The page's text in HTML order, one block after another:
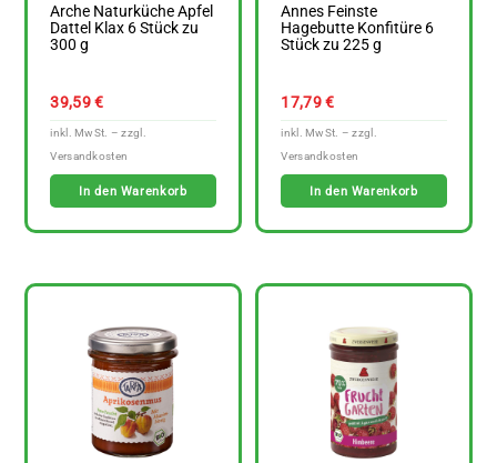
Arche Naturküche Apfel
Dattel Klax 6 Stück zu
300 g
39,59€
In den Warenkorb
Annes Feinste
Hagebutte Konfitüre 6
Stück zu 225 g
17,79€
In den Warenkorb